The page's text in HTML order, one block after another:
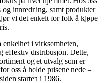
innredning, samt produkter
vi det enkelt for folk å kjøpe
enkelhet i virksomheten,
effektiv distribusjon. Dette,
og et utvalg som er
oss å holde prisene nede –
starten i 1986.